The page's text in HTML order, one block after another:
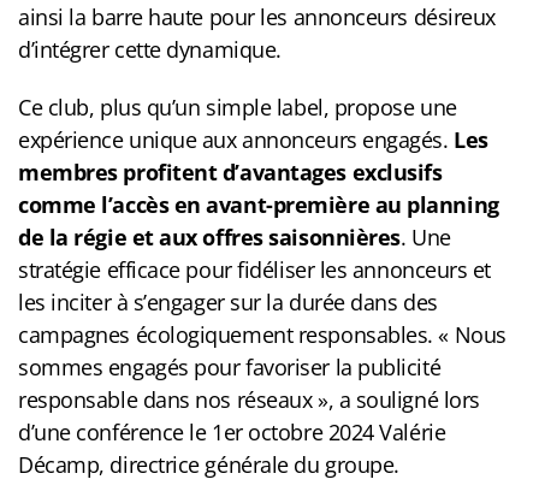
ainsi la barre haute pour les annonceurs désireux
d’intégrer cette dynamique.
Ce club, plus qu’un simple label, propose une
expérience unique aux annonceurs engagés. Les
membres profitent d’avantages exclusifs
comme l’accès en avant-première au planning
de la régie et aux offres saisonnières. Une
stratégie efficace pour fidéliser les annonceurs et
les inciter à s’engager sur la durée dans des
campagnes écologiquement responsables. « Nous
sommes engagés pour favoriser la publicité
responsable dans nos réseaux», a souligné lors
d’une conférence le 1er octobre 2024 Valérie
Décamp, directrice générale du groupe.